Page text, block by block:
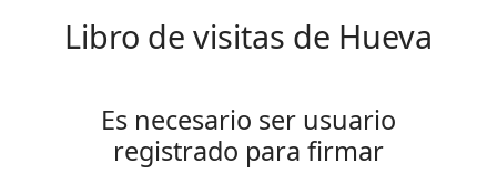
Libro de visitas de Hueva
Es necesario ser usuario
registrado para firmar